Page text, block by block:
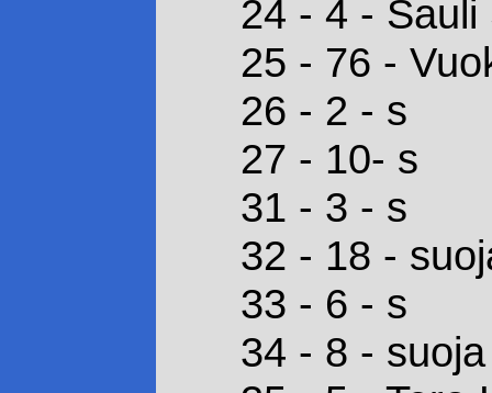
24 - 4 - Sauli
25 - 76 -
26 - 2 - s
27 - 10- s
31 - 3 - s
32 - 18 -
33 - 6 - s
34 - 8 - suoja